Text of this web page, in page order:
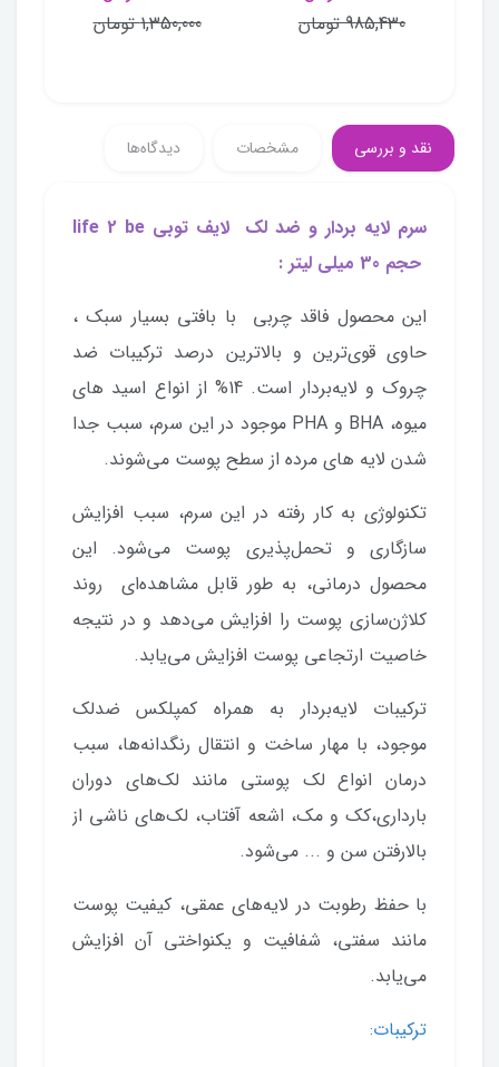
985,430 تومان 1,350,000 تومان
نقد و بررسی مشخصات دیدگاه‌ها
سرم لایه بردار و ضد لک لایف توبی life 2 be
حجم 30 میلی لیتر :
این محصول فاقد چربی با بافتی بسیار سبک ،
حاوی قوی‌ترین و بالاترین درصد ترکیبات ضد
چروک و لایه‌بردار است. 14% از انواع اسید های
میوه، BHA و PHA موجود در این سرم، سبب جدا
شدن لایه های مرده از سطح پوست می‌شوند.
تکنولوژی به کار رفته در این سرم، سبب افزایش
سازگاری و تحمل‌پذیری پوست می‌شود. این
محصول درمانی، به طور قابل مشاهده‌ای روند
کلاژن‌سازی پوست را افزایش می‌دهد و در نتیجه
خاصیت ارتجاعی پوست افزایش می‌یابد.
ترکیبات لایه‌بردار به همراه کمپلکس ضدلک
موجود، با مهار ساخت و انتقال رنگدانه‌ها، سبب
درمان انواع لک پوستی مانند لک‌های دوران
بارداری،کک و مک، اشعه آفتاب، لک‌های ناشی از
بالارفتن سن و ... می‌شود.
با حفظ رطوبت در لایه‌های عمقی، کیفیت پوست
مانند سفتی، شفافیت و یکنواختی آن افزایش
می‌یابد.
ترکیبات: